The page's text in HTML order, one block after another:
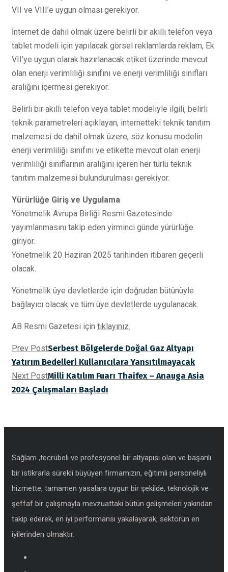
VII ve VIII’e uygun olması gerekiyor.
İnternet de dahil olmak üzere belirli bir akıllı telefon veya
tablet modeli için yapılacak görsel reklamlarda reklam, Ek
VII’ye uygun olarak hazırlanacak etiket üzerinde mevcut
olan enerji verimliliği sınıfını ve enerji verimliliği sınıfları
aralığını içermesi gerekiyor.
Belirli bir akıllı telefon veya tablet modeliyle ilgili, belirli
teknik parametreleri açıklayan, internetteki teknik tanıtım
malzemesi de dahil olmak üzere, söz konusu modelin
enerji verimliliği sınıfını ve etikette mevcut olan enerji
verimliliği sınıflarının aralığını içeren her türlü teknik
tanıtım malzemesi bulundurulması gerekiyor.
Yürürlüğe Giriş ve Uygulama
Yönetmelik Avrupa Birliği Resmi Gazetesinde
yayımlanmasını takip eden yirminci günde yürürlüğe
giriyor.
Yönetmelik 20 Haziran 2025 tarihinden itibaren geçerli
olacak.
Yönetmelik üye devletlerde için doğrudan bütünüyle
bağlayıcı olacak ve tüm üye devletlerde uygulanacak.
AB Resmi Gazetesi için tıklayınız.
Prev PostSerbest Bölgelerde Doğal Gaz Altyapı
Yatırım Bedelleri Kullanıcılara Yansıtılmayacak
Next PostMilli Katılım Fuarı Thaifex – Anauga Asia
2024 Çalışmaları Başladı
Sağlam ,tecrübeli ve profesyonel bir altyapısı olan ve başarılı
bir istikrarla sürekli büyüyen firmamızın, eğitimli personeliylı
hizmette, tamamen yasalara uygun bir şekilde, teknolojik ve
şeffaf bir çalışmayla mevzuattaki bütün gelişmeleri yakından
takip ederek, en iyi performansı yakalayarak, sektörün en
iyilerinden olmaktır.